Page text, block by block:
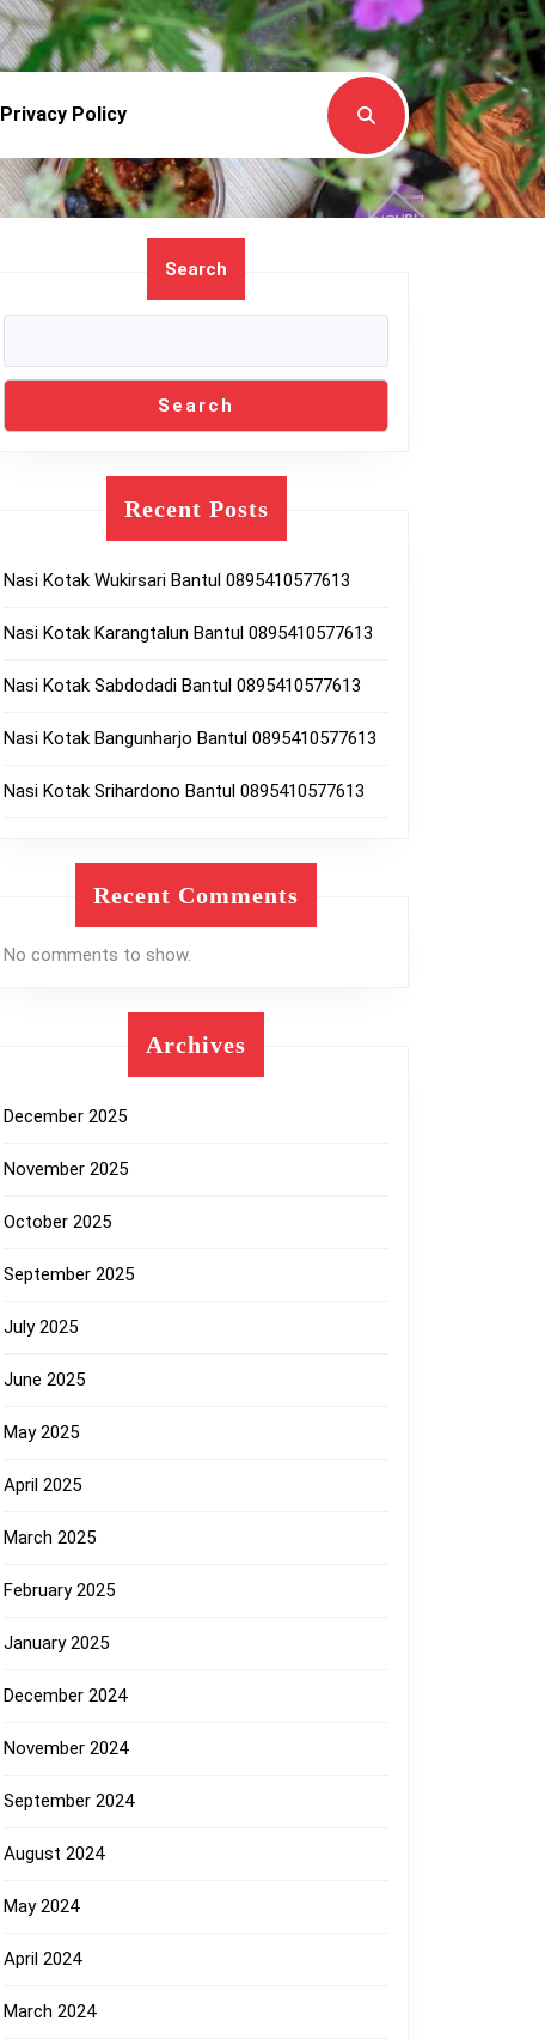
Privacy Policy
Search
Search
Recent Posts
Nasi Kotak Wukirsari Bantul 0895410577613
Nasi Kotak Karangtalun Bantul 0895410577613
Nasi Kotak Sabdodadi Bantul 0895410577613
Nasi Kotak Bangunharjo Bantul 0895410577613
Nasi Kotak Srihardono Bantul 0895410577613
Recent Comments
No comments to show.
Archives
December 2025
November 2025
October 2025
September 2025
July 2025
June 2025
May 2025
April 2025
March 2025
February 2025
January 2025
December 2024
November 2024
September 2024
August 2024
May 2024
April 2024
March 2024